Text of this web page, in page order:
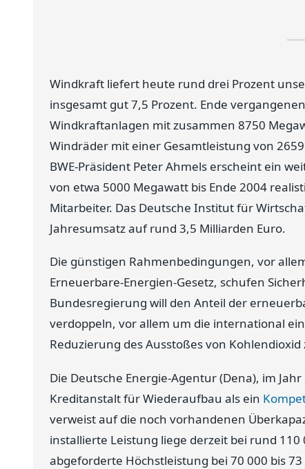
Windkraft liefert heute rund drei Prozent
insgesamt gut 7,5 Prozent. Ende
Windkraftanlagen mit zusammen 8750
Windräder mit einer Gesamtleistung von
BWE-Präsident Peter Ahmels erscheint ein
von etwa 5000 Megawatt bis Ende 2004
Mitarbeiter. Das Deutsche Institut für
Jahresumsatz auf rund 3,5 Milliarden Euro.
Die günstigen Rahmenbedingungen, vor
Erneuerbare-Energien-Gesetz, schufen
Bundesregierung will den Anteil der
verdoppeln, vor allem um die international
Reduzierung des Ausstoßes von
Die Deutsche Energie-Agentur (Dena), im
Kreditanstalt für Wiederaufbau als ein
verweist auf die noch vorhandenen
installierte Leistung liege derzeit bei rund
abgeforderte Höchstleistung bei 70 000 bis